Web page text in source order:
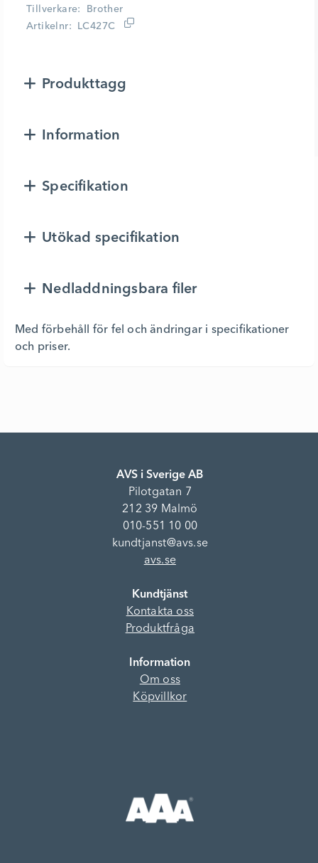
Tillverkare
Brother
Artikelnr
LC427C
Produkttagg
Information
Specifikation
Utökad specifikation
Nedladdningsbara filer
Med förbehåll för fel och ändringar i specifikationer
och priser.
AVS i Sverige AB
Pilotgatan 7
212 39 Malmö
010-551 10 00
kundtjanst@avs.se
avs.se
Kundtjänst
Kontakta oss
Produktfråga
Information
Om oss
Köpvillkor